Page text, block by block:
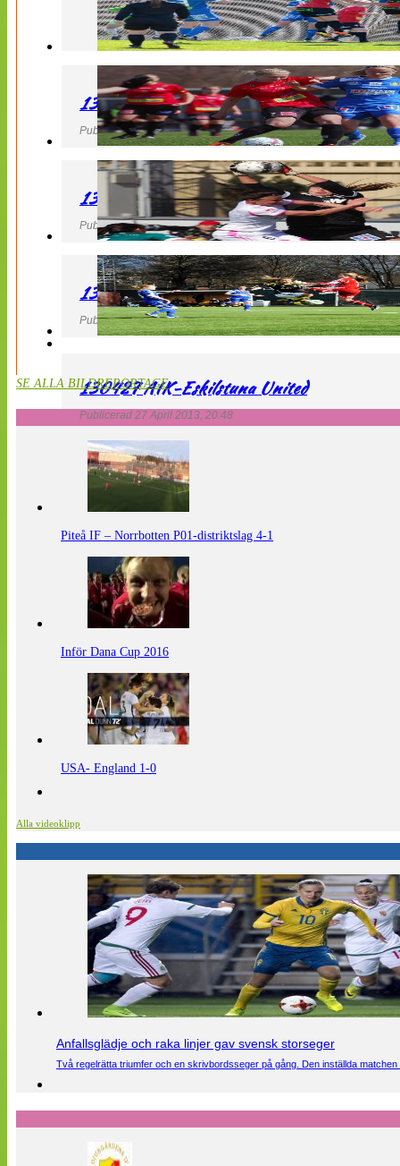
130427 LB 07 – QBIK
Publicerad 27 April 2013, 22:40
130427 IF Limhamn Bunkeflo – QBIK
Publicerad 27 April 2013, 21:10
130427 LdB FC Malmö – Mallbackens IF
Publicerad 27 April 2013, 20:54
130427 AIK-Eskilstuna United
Publicerad 27 April 2013, 20:48
SE ALLA BILDREPORTAGE
Piteå IF – Norrbotten P01-distriktslag 4-1
Inför Dana Cup 2016
USA- England 1-0
Alla videoklipp
Anfallsglädje och raka linjer gav svensk storseger
Två regelrätta triumfer och en skrivbordsseger på gång. Den inställda